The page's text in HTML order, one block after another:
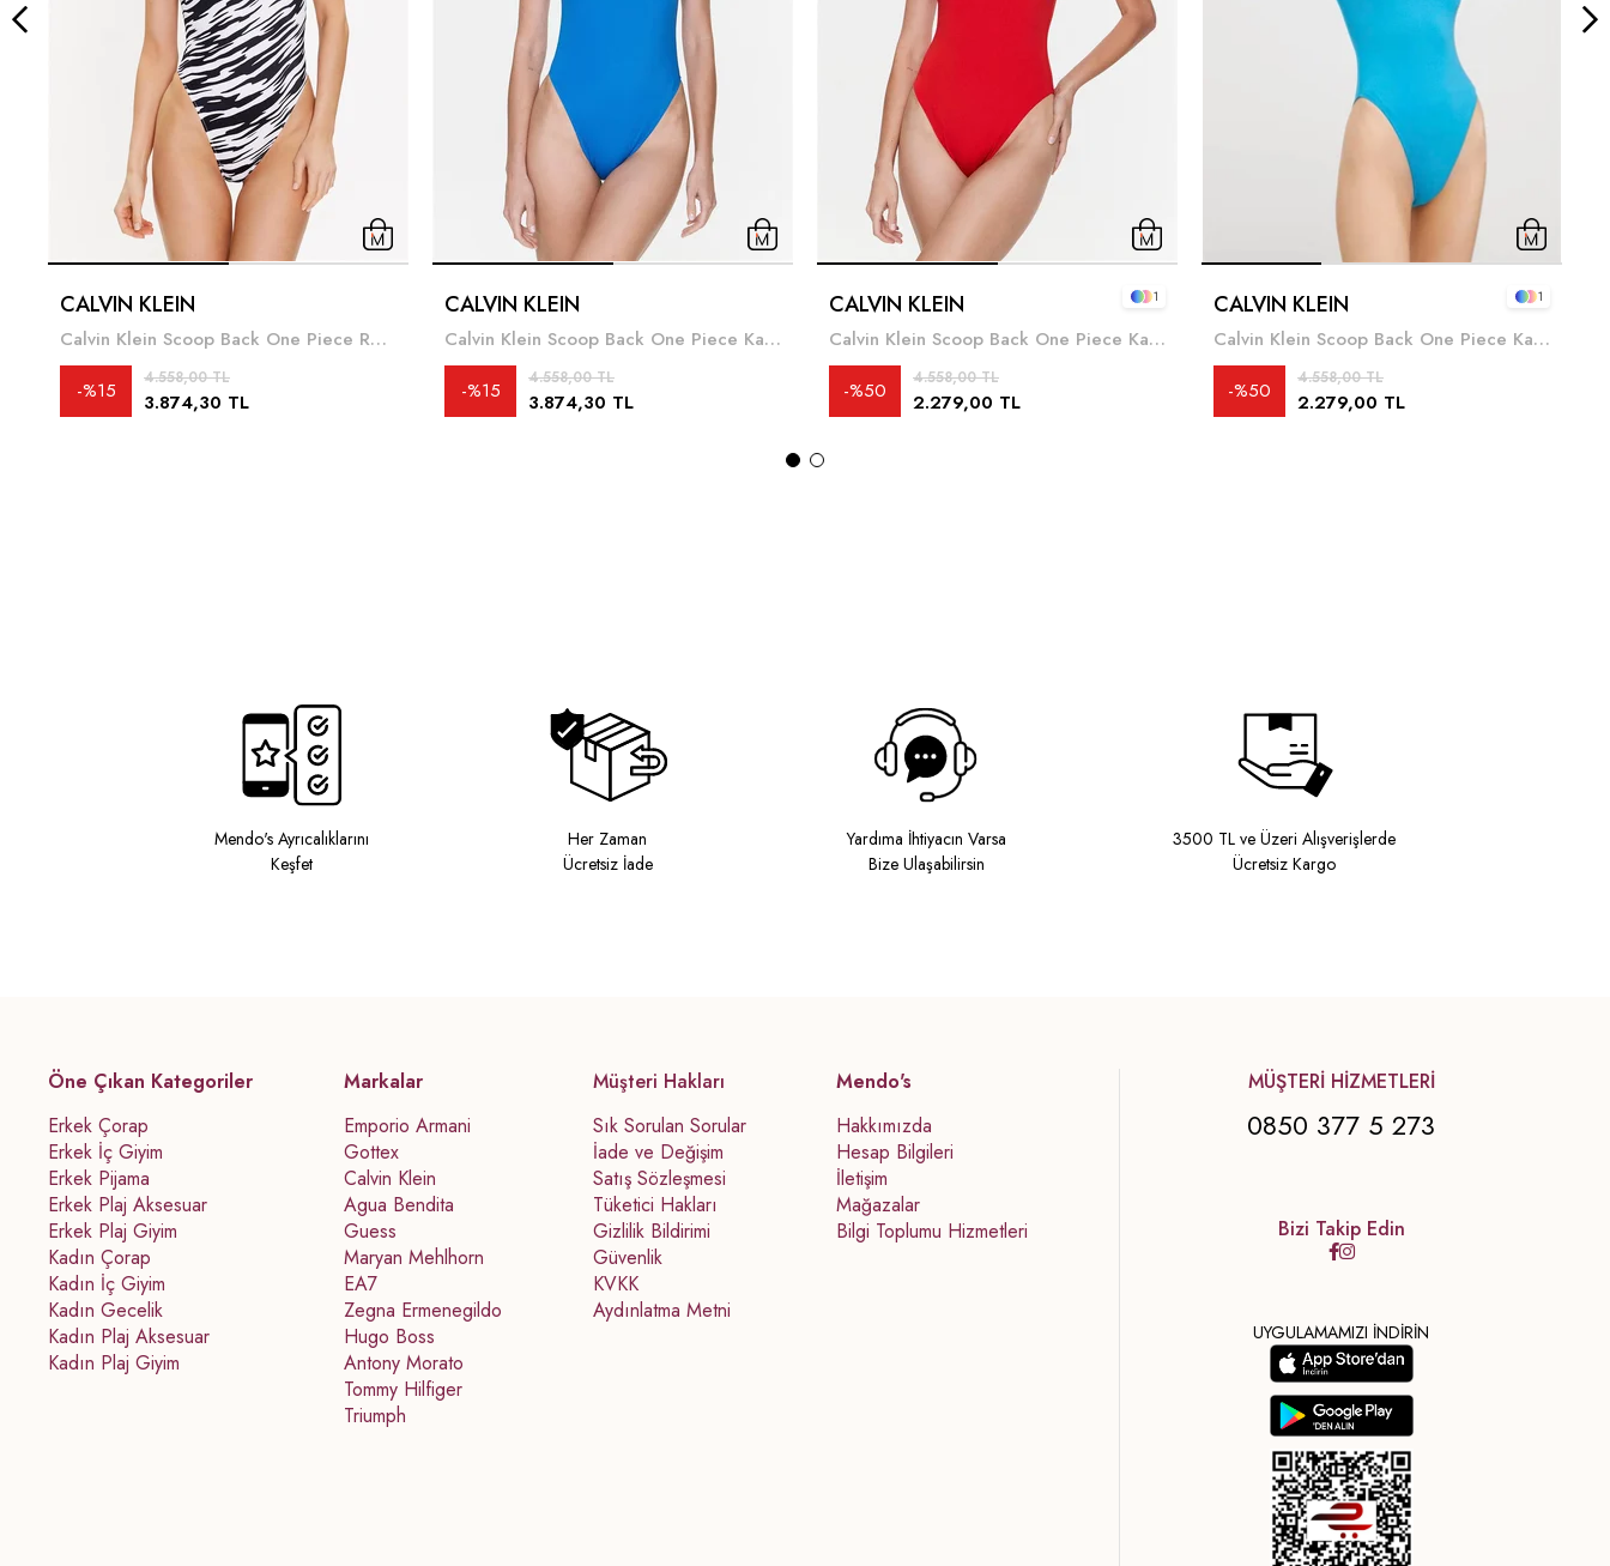
CALVIN KLEIN
Calvin Klein Scoop Back One Piece Rp Print Kadın Mayo
3.874,30 TL
4.558,00 TL
%15
CALVIN KLEIN
Calvin Klein Scoop Back One Piece Kadın Mayo
3.874,30 TL
4.558,00 TL
%15
CALVIN KLEIN
Calvin Klein Scoop Back One Piece Kadın Mayo
2.279,00 TL
4.558,00 TL
%50
1 CALVIN KLEIN
Calvin Klein Scoop Back One Piece Kadın Mayo
2.279,00 TL
4.558,00 TL
%50
1
Mendo's Ayrıcalıklarını
Keşfet
Her Zaman
Ücretsiz İade
Yardıma İhtiyacın Varsa
Bize Ulaşabilirsin
3500 TL ve Üzeri Alışverişlerde
Ücretsiz Kargo
Öne Çıkan Kategoriler
Erkek Çorap
Erkek İç Giyim
Erkek Pijama
Erkek Plaj Aksesuar
Erkek Plaj Giyim
Kadın Çorap
Kadın İç Giyim
Kadın Gecelik
Kadın Plaj Aksesuar
Kadın Plaj Giyim
Markalar
Emporio Armani
Gottex
Calvin Klein
Agua Bendita
Guess
Maryan Mehlhorn
EA7
Zegna Ermenegildo
Hugo Boss
Antony Morato
Tommy Hilfiger
Triumph
Müşteri Hakları
Sık Sorulan Sorular
İade ve Değişim
Satış Sözleşmesi
Tüketici Hakları
Gizlilik Bildirimi
Güvenlik
KVKK
Aydınlatma Metni
Mendo's
Hakkımızda
Hesap Bilgileri
İletişim
Mağazalar
Bilgi Toplumu Hizmetleri
MÜŞTERİ HİZMETLERİ
0850 377 5 273
Bizi Takip Edin
UYGULAMAMIZI İNDİRİN